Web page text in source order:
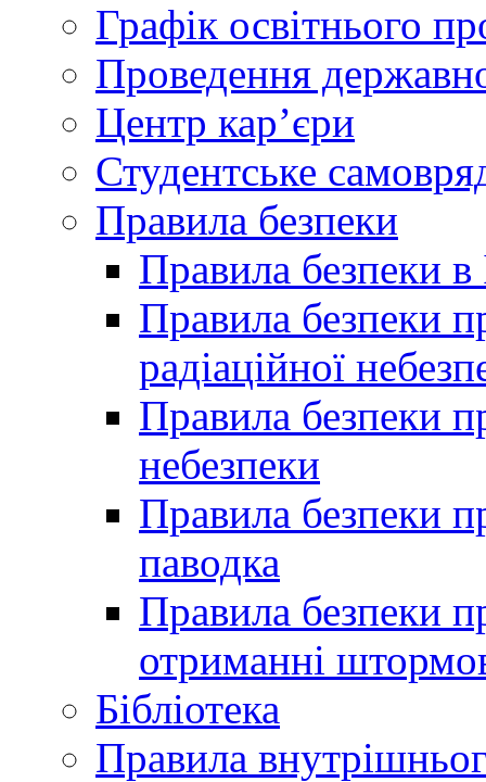
Графік освітнього
Проведення
Центр кар’єри
Студентське
Правила безпеки
Правила безпеки в
Правила безпеки
радіаційної
Правила безпеки
небезпеки
Правила безпеки
паводка
Правила безпеки
отриманні
Бібліотека
Правила